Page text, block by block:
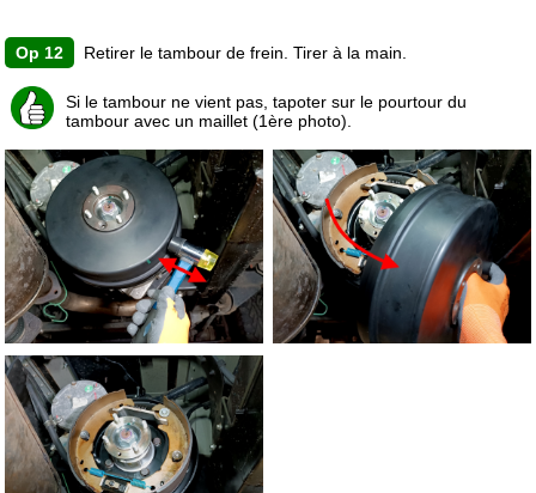
Op 12 Retirer le tambour de frein. Tirer à la main.
Si le tambour ne vient pas, tapoter sur le pourtour du
tambour avec un maillet (1ère photo).